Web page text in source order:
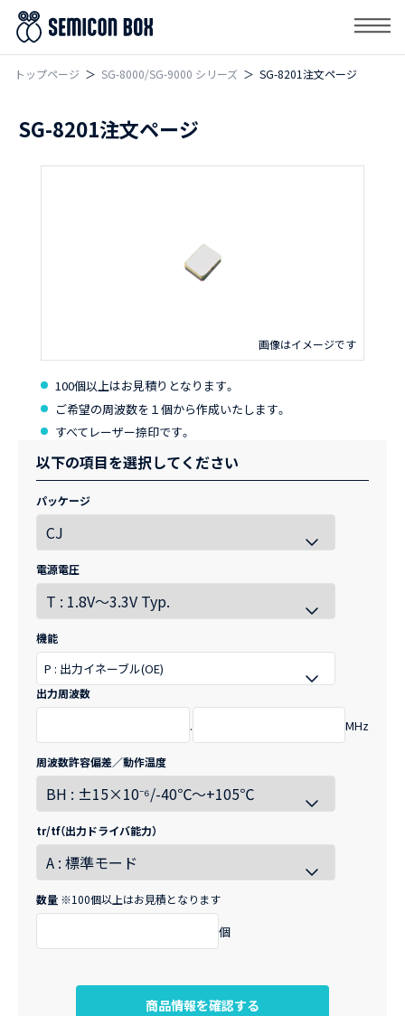
トップページ SG-8000/SG-9000 シリーズ SG-8201注文ページ
SG-8201注文ページ
100個以上はお見積りとなります。
ご希望の周波数を１個から作成いたします。
すべてレーザー捺印です。
以下の項目を選択してください
パッケージ
電源電圧
機能
P : 出力イネーブル(OE)
出力周波数
. MHz
周波数許容偏差／動作温度
tr/tf（出力ドライバ能力）
数量 ※100個以上はお見積となります
個
商品情報を確認する